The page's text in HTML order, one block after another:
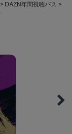
DAZN年間視聴パス